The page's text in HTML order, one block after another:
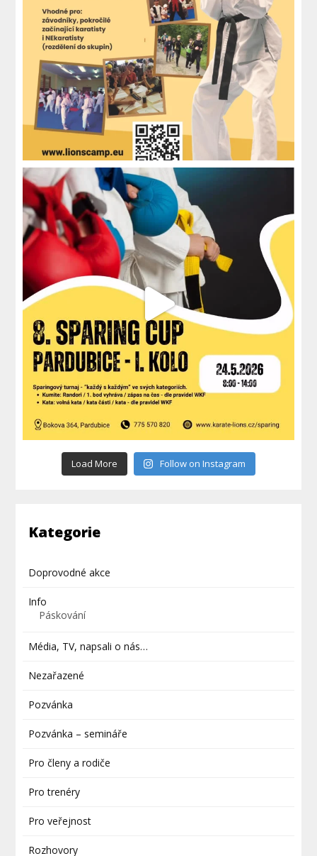
Load More Follow on Instagram
Kategorie
Doprovodné akce
Info
Páskování
Média, TV, napsali o nás…
Nezařazené
Pozvánka
Pozvánka – semináře
Pro členy a rodiče
Pro trenéry
Pro veřejnost
Rozhovory